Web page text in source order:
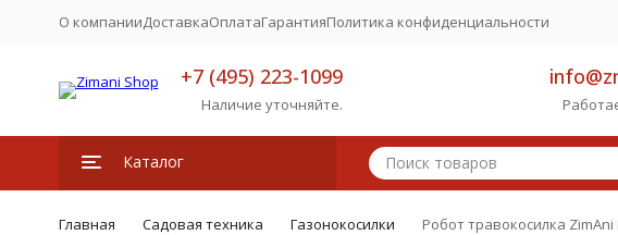
О компанииДоставкаОплатаГарантияПолитика конфиденциальности
+7 (495) 223-1099
Наличие уточняйте.
Каталог
Главная Садовая техника Газонокосилки Робот травокосилка ZimAni